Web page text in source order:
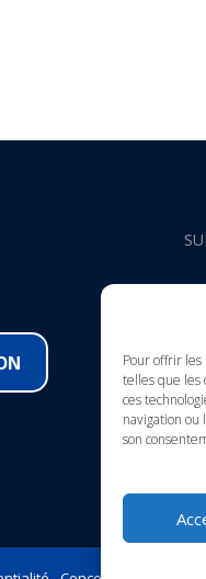
Pour offrir
telles que les
ces
navigation
son